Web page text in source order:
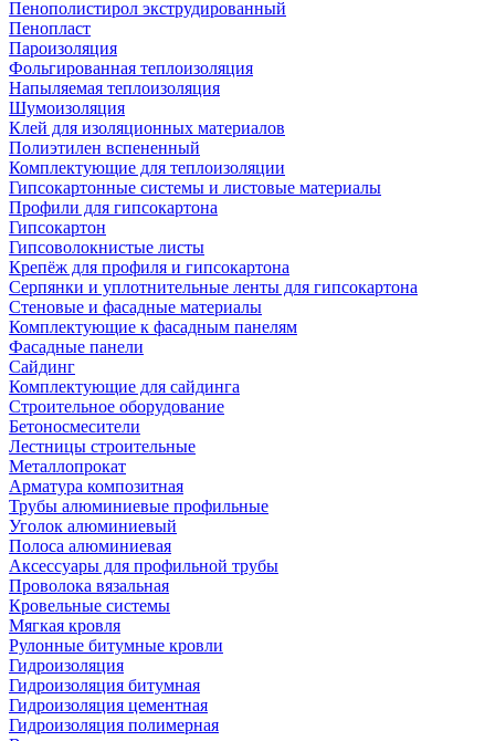
Пенополистирол экструдированный
Пенопласт
Пароизоляция
Фольгированная теплоизоляция
Напыляемая теплоизоляция
Шумоизоляция
Клей для изоляционных материалов
Полиэтилен вспененный
Комплектующие для теплоизоляции
Гипсокартонные системы и листовые материалы
Профили для гипсокартона
Гипсокартон
Гипсоволокнистые листы
Крепёж для профиля и гипсокартона
Серпянки и уплотнительные ленты для гипсокартона
Стеновые и фасадные материалы
Комплектующие к фасадным панелям
Фасадные панели
Сайдинг
Комплектующие для сайдинга
Строительное оборудование
Бетоносмесители
Лестницы строительные
Металлопрокат
Арматура композитная
Трубы алюминиевые профильные
Уголок алюминиевый
Полоса алюминиевая
Аксессуары для профильной трубы
Проволока вязальная
Кровельные системы
Мягкая кровля
Рулонные битумные кровли
Гидроизоляция
Гидроизоляция битумная
Гидроизоляция цементная
Гидроизоляция полимерная